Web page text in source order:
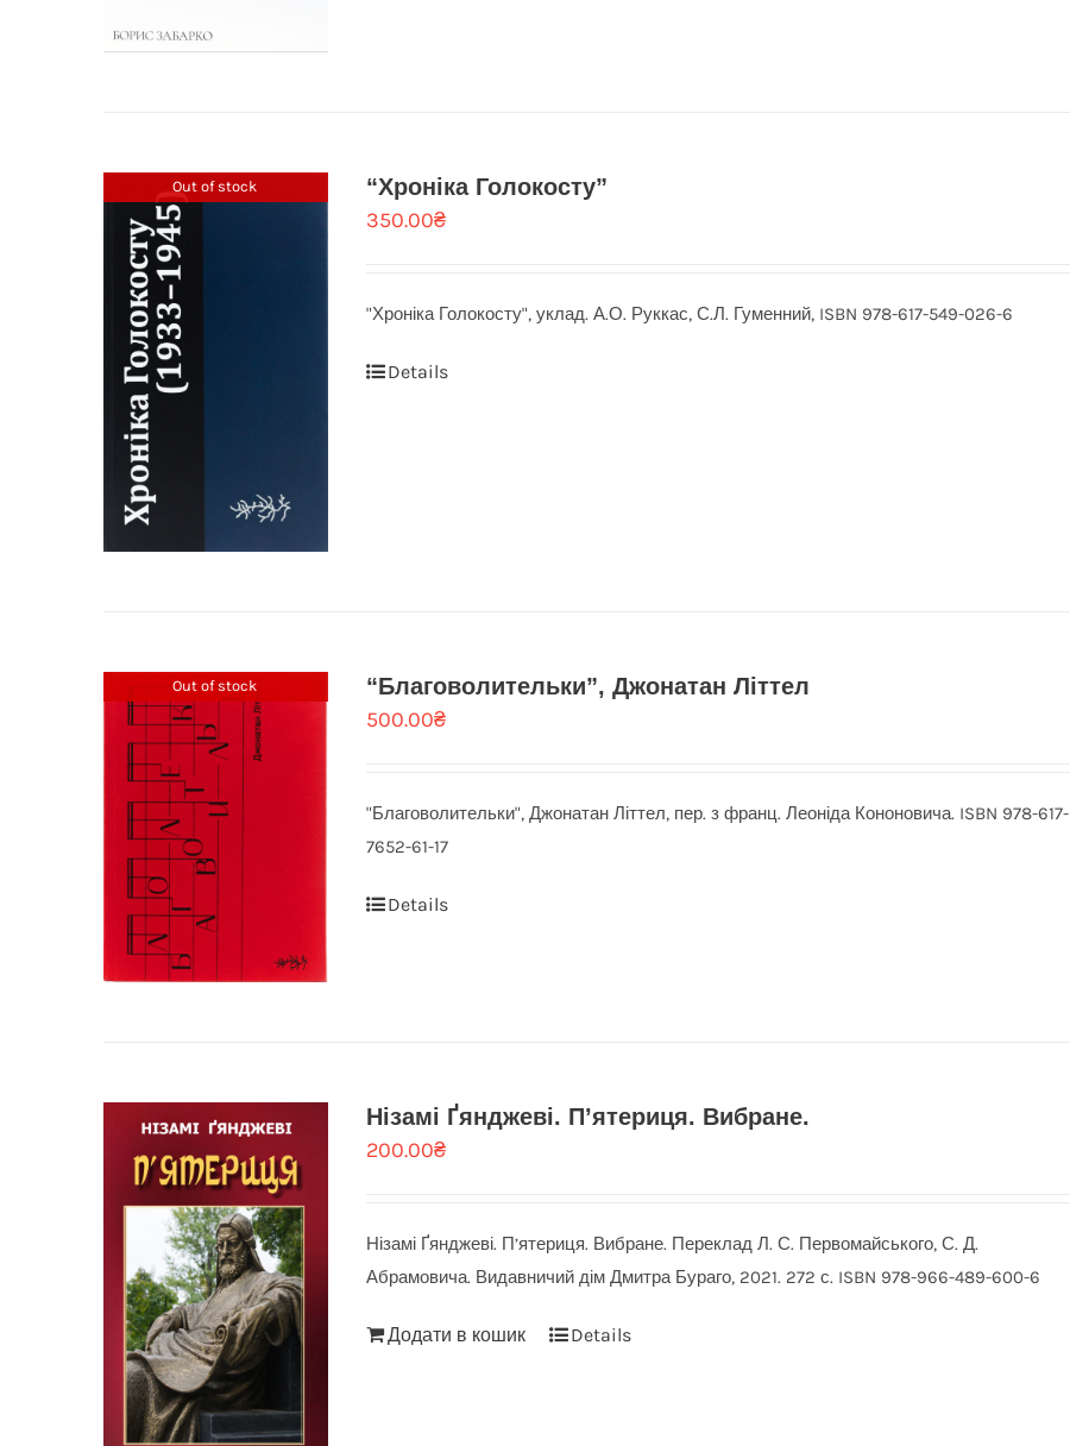
Out of stock
“Хроніка Голокосту”
350.00₴
"Хроніка Голокосту", уклад. А.О. Руккас, С.Л. Гуменний, ISBN 978-617-549-026-6
Details
Out of stock
“Благоволительки”, Джонатан Літтел
500.00₴
"Благоволительки", Джонатан Літтел, пер. з франц. Леоніда Кононовича. ISBN 978-617-
7652-61-17
Details
Нізамі Ґянджеві. П’ятериця. Вибране.
200.00₴
Нізамі Ґянджеві. П’ятериця. Вибране. Переклад Л. С. Первомайського, С. Д.
Абрамовича. Видавничий дім Дмитра Бураго, 2021. 272 с. ISBN 978-966-489-600-6
Додати в кошик Details